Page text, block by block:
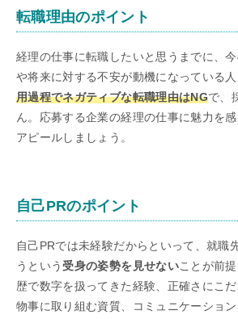
転職理由のポイント
経理の仕事に転職したいと思うまでに、
や将来に対する不安が動機になっている
用過程でネガティブな転職理由はNGで、
ん。応募する企業の経理の仕事に魅力を
アピールしましょう。
自己PRのポイント
自己PRでは未経験だからといって、就職
うという受身の姿勢を見せないことが前
歴で数字を扱ってきた経験、正確さにこ
物事に取り組む資質、コミュニケーショ